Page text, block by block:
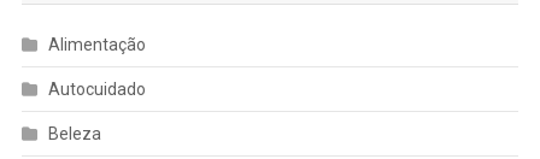
Alimentação
Autocuidado
Beleza